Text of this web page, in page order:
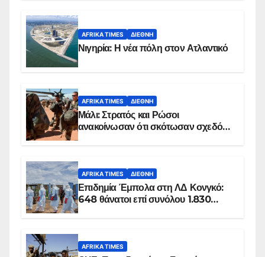
AFRIKA TIMES ΔΙΕΘΝΉ
Νιγηρία: Η νέα πόλη στον Ατλαντικό
AFRIKA TIMES ΔΙΕΘΝΉ
Μάλι: Στρατός και Ρώσοι
ανακοίνωσαν ότι σκότωσαν σχεδόν
AFRIKA TIMES ΔΙΕΘΝΉ
Επιδημία Έμπολα στη ΛΔ Κονγκό:
648 θάνατοι επί συνόλου 1.830
AFRIKA TIMES